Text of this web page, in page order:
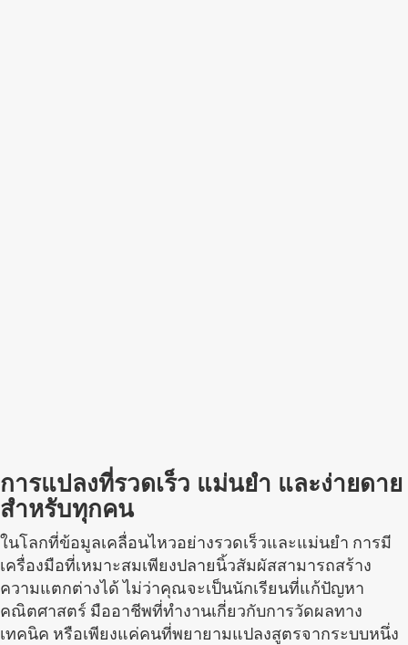
การแปลงที่รวดเร็ว แม่นยำ และง่ายดาย
สำหรับทุกคน
ในโลกที่ข้อมูลเคลื่อนไหวอย่างรวดเร็วและแม่นยำ การมี
เครื่องมือที่เหมาะสมเพียงปลายนิ้วสัมผัสสามารถสร้าง
ความแตกต่างได้ ไม่ว่าคุณจะเป็นนักเรียนที่แก้ปัญหา
คณิตศาสตร์ มืออาชีพที่ทำงานเกี่ยวกับการวัดผลทาง
เทคนิค หรือเพียงแค่คนที่พยายามแปลงสูตรจากระบบหนึ่ง